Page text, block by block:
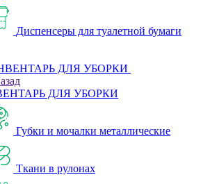
Диспенсеры для туалетной бумаги
ДЛЯ УБОРКИ
ДЛЯ УБОРКИ
Губки и мочалки металлические
Ткани в рулонах